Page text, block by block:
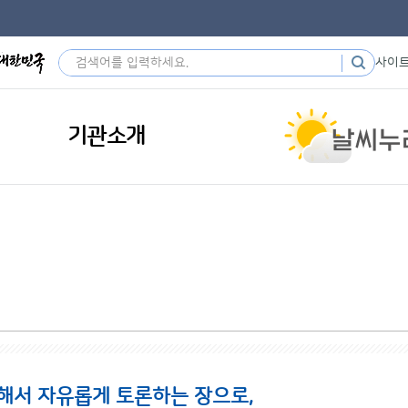
사이
기관소개
서 자유롭게 토론하는 장으로,